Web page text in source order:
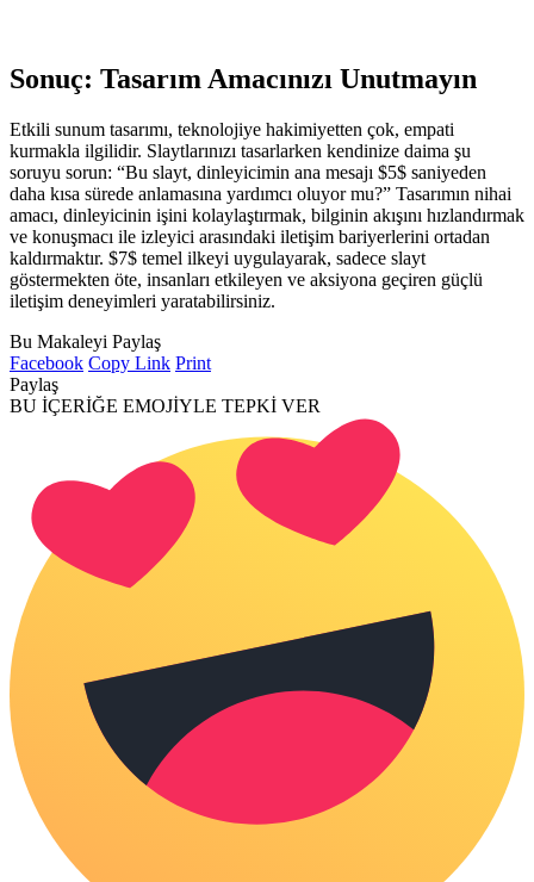
Sonuç: Tasarım Amacınızı Unutmayın
Etkili sunum tasarımı, teknolojiye hakimiyetten çok, empati
kurmakla ilgilidir. Slaytlarınızı tasarlarken kendinize daima şu
soruyu sorun: “Bu slayt, dinleyicimin ana mesajı $5$ saniyeden
daha kısa sürede anlamasına yardımcı oluyor mu?” Tasarımın nihai
amacı, dinleyicinin işini kolaylaştırmak, bilginin akışını hızlandırmak
ve konuşmacı ile izleyici arasındaki iletişim bariyerlerini ortadan
kaldırmaktır. $7$ temel ilkeyi uygulayarak, sadece slayt
göstermekten öte, insanları etkileyen ve aksiyona geçiren güçlü
iletişim deneyimleri yaratabilirsiniz.
Bu Makaleyi Paylaş
Facebook Copy Link Print
Paylaş
BU İÇERİĞE EMOJİYLE TEPKİ VER